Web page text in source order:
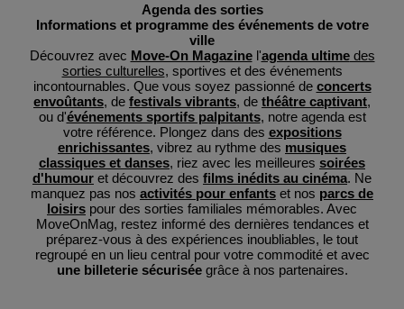
Agenda des sorties
Informations et programme des événements de votre
ville
Découvrez avec Move-On Magazinel'agenda ultimedes
sorties culturelles, sportives et des événements
incontournables. Que vous soyez passionné de concerts
envoûtants, de festivals vibrants, de théâtre captivant,
ou d'événements sportifs palpitants, notre agenda est
votre référence. Plongez dans des expositions
enrichissantes, vibrez au rythme des musiques
classiques et danses, riez avec les meilleures soirées
d'humour et découvrez des films inédits au cinéma. Ne
manquez pas nos activités pour enfants et nos parcs de
loisirs pour des sorties familiales mémorables. Avec
MoveOnMag, restez informé des dernières tendances et
préparez-vous à des expériences inoubliables, le tout
regroupé en un lieu central pour votre commodité et avec
une billeterie sécuriséegrâce à nos partenaires.